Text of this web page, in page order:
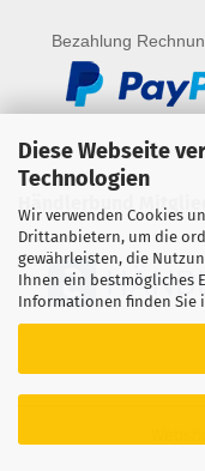
Diese Webseite
Technologien
Wir verwenden Cookies
Drittanbietern, um die
gewährleisten, die
Ihnen ein bestmögliches
Informationen finden Sie
Bezahlung
Händlerbund